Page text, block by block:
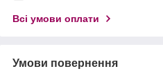
Всі умови оплати
Умови повернення